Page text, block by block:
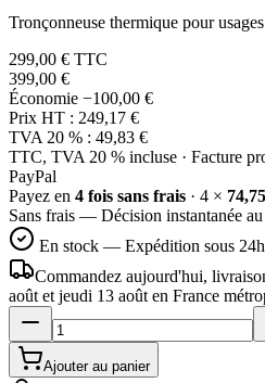
Tronçonneuse thermique pour
299,00 € TTC
399,00 €
Économie −100,00 €
Prix HT : 249,17 €
TVA 20 % : 49,83 €
TTC, TVA 20 % incluse · Facture
PayPal
Payez en 4 fois sans frais · 4 ×
Sans frais — Décision instantanée
En stock — Expédition sous
Commandez aujourd'hui,
août et jeudi 13 août en France
Ajouter au panier